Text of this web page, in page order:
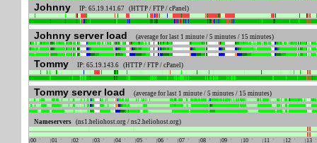
Johnny IP: 65.19.141.67 (HTTP / FTP / cPanel)
Johnny server load (average for last 1 minute / 5 minutes / 15 minutes)
Tommy IP: 65.19.143.6 (HTTP / FTP / cPanel)
Tommy server load (average for last 1 minute / 5 minutes / 15 minutes)
Nameservers (ns1.heliohost.org / ns2.heliohost.org)
00 01 02 03 04 05 06 07 08 09 10 11 12
13